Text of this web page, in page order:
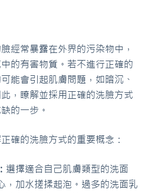
經常暴露在外界的污染物中，
的有害物質。若不進行正確的
能會引起肌膚問題，如暗沉、
，瞭解並採用正確的洗臉方式
的一步。
確的洗臉方式的重要概念：
選擇適合自己肌膚類型的洗面
，加水搓揉起泡。過多的洗面乳